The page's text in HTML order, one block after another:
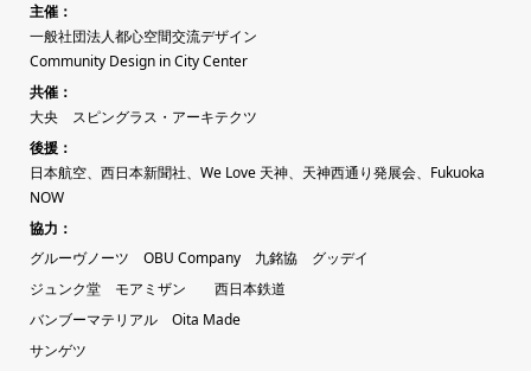
主催：
一般社団法人都心空間交流デザイン
Community Design in City Center
共催：
大央
スピングラス・アーキテクツ
後援：
日本航空、西日本新聞社、 We Love 天神、天神西通り発展会、 Fukuoka
NOW
協力：
グルーヴノーツ
OBU Company 九銘協 グッデイ
ジュンク堂 モアミザン 西日本鉄道
バンブーマテリアル Oita Made
サンゲツ